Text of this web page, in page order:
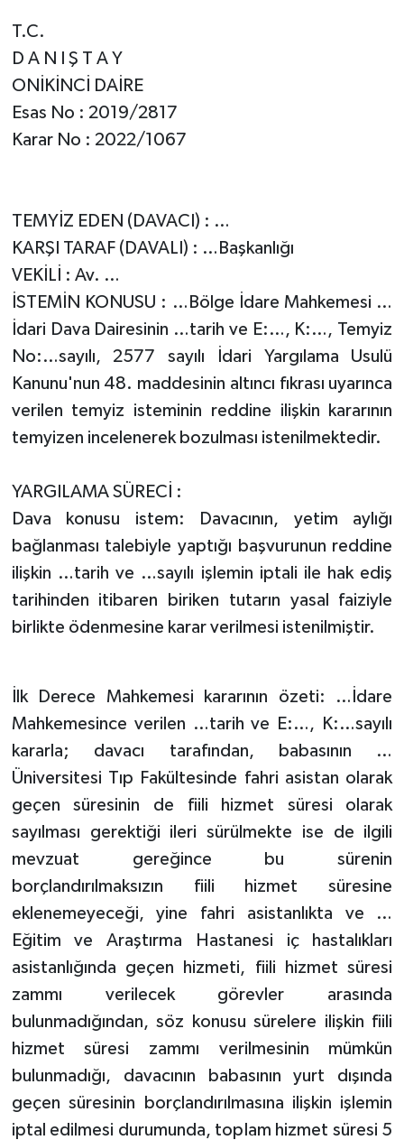
T.C.
D A N I Ş T A Y
ONİKİNCİ DAİRE
Esas No : 2019/2817
Karar No : 2022/1067
TEMYİZ EDEN (DAVACI) : …
KARŞI TARAF (DAVALI) : …Başkanlığı
VEKİLİ : Av. …
İSTEMİN KONUSU : …Bölge İdare Mahkemesi …
İdari Dava Dairesinin …tarih ve E:…, K:…, Temyiz
No:…sayılı, 2577 sayılı İdari Yargılama Usulü
Kanunu'nun 48. maddesinin altıncı fıkrası uyarınca
verilen temyiz isteminin reddine ilişkin kararının
temyizen incelenerek bozulması istenilmektedir.
YARGILAMA SÜRECİ :
Dava konusu istem: Davacının, yetim aylığı
bağlanması talebiyle yaptığı başvurunun reddine
ilişkin …tarih ve …sayılı işlemin iptali ile hak ediş
tarihinden itibaren biriken tutarın yasal faiziyle
birlikte ödenmesine karar verilmesi istenilmiştir.
İlk Derece Mahkemesi kararının özeti: …İdare
Mahkemesince verilen …tarih ve E:…, K:…sayılı
kararla; davacı tarafından, babasının …
Üniversitesi Tıp Fakültesinde fahri asistan olarak
geçen süresinin de fiili hizmet süresi olarak
sayılması gerektiği ileri sürülmekte ise de ilgili
mevzuat gereğince bu sürenin
borçlandırılmaksızın fiili hizmet süresine
eklenemeyeceği, yine fahri asistanlıkta ve …
Eğitim ve Araştırma Hastanesi iç hastalıkları
asistanlığında geçen hizmeti, fiili hizmet süresi
zammı verilecek görevler arasında
bulunmadığından, söz konusu sürelere ilişkin fiili
hizmet süresi zammı verilmesinin mümkün
bulunmadığı, davacının babasının yurt dışında
geçen süresinin borçlandırılmasına ilişkin işlemin
iptal edilmesi durumunda, toplam hizmet süresi 5